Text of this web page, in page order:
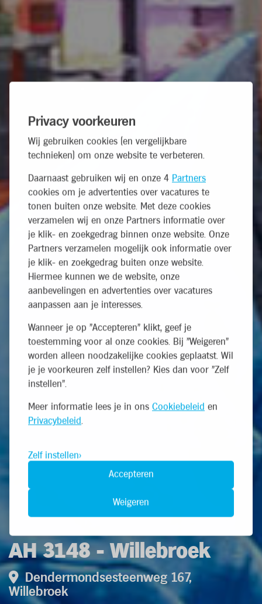
Privacy voorkeuren
Wij gebruiken cookies (en vergelijkbare
technieken) om onze website te verbeteren.
Daarnaast gebruiken wij en onze 4 Partners
cookies om je advertenties over vacatures te
tonen buiten onze website. Met deze cookies
verzamelen wij en onze Partners informatie over
je klik- en zoekgedrag binnen onze website. Onze
Partners verzamelen mogelijk ook informatie over
je klik- en zoekgedrag buiten onze website.
Hiermee kunnen we de website, onze
aanbevelingen en advertenties over vacatures
aanpassen aan je interesses.
Wanneer je op "Accepteren" klikt, geef je
toestemming voor al onze cookies. Bij "Weigeren"
worden alleen noodzakelijke cookies geplaatst. Wil
je je voorkeuren zelf instellen? Kies dan voor "Zelf
instellen".
Meer informatie lees je in ons Cookiebeleid en
Privacybeleid.
Zelf instellen
Weigeren
Accepteren
AH 3148 - Willebroek
Dendermondsesteenweg 167,
Willebroek